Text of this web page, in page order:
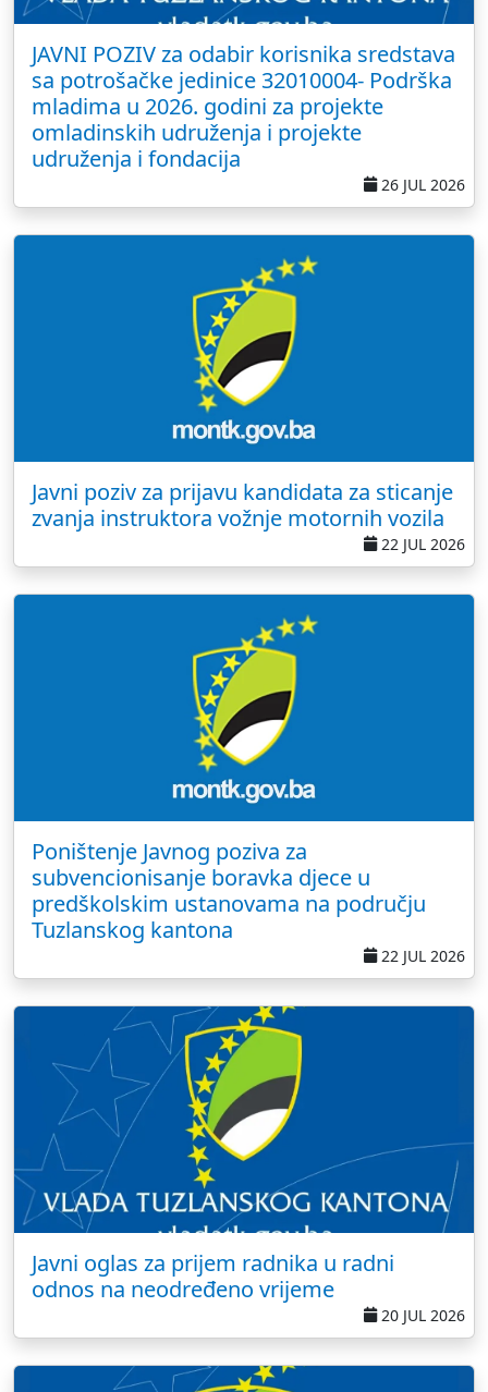
JAVNI POZIV za odabir korisnika sredstava
sa potrošačke jedinice 32010004- Podrška
mladima u 2026. godini za projekte
omladinskih udruženja i projekte
udruženja i fondacija
26 JUL 2026
Javni poziv za prijavu kandidata za sticanje
zvanja instruktora vožnje motornih vozila
22 JUL 2026
Poništenje Javnog poziva za
subvencionisanje boravka djece u
predškolskim ustanovama na području
Tuzlanskog kantona
22 JUL 2026
Javni oglas za prijem radnika u radni
odnos na neodređeno vrijeme
20 JUL 2026